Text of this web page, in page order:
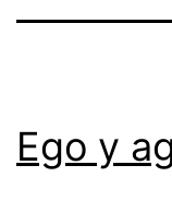
Ego y